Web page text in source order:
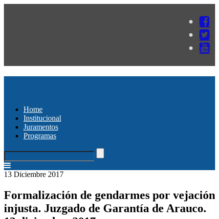
Home
Institucional
Juramentos
Programas
13 Diciembre 2017
Formalización de gendarmes por vejación
injusta. Juzgado de Garantía de Arauco.